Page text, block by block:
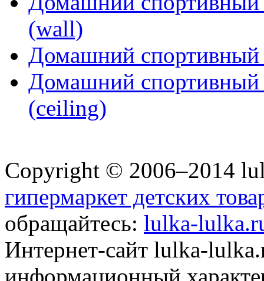
(wall)
Домашний спортивный
Домашний спортивный
(ceiling)
Copyright © 2006–2014
гипермаркет детских
обращайтесь: lulka-
Интернет-сайт lulka-
информационный